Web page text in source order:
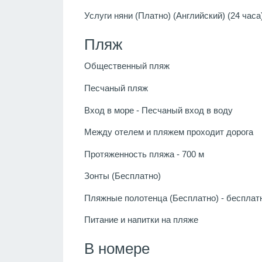
Услуги няни (Платно) (Английский) (24
Пляж
Общественный пляж
Песчаный пляж
Вход в море - Песчаный вход в воду
Между отелем и пляжем проходит дорога
Протяженность пляжа - 700 м
Зонты (Бесплатно)
Пляжные полотенца (Бесплатно) -
Питание и напитки на пляже
В номере